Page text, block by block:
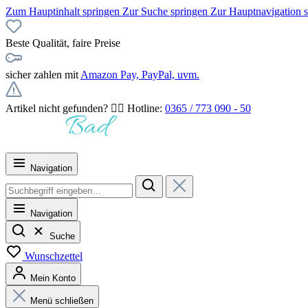
Zum Hauptinhalt springen Zur Suche springen Zur Hauptnavigation
Beste Qualität, faire Preise
sicher zahlen mit Amazon Pay, PayPal, uvm.
Artikel nicht gefunden? 👉🏻 Hotline: 0365 / 773 090 - 50
Navigation
Navigation
Suche
Wunschzettel
Mein Konto
Menü schließen